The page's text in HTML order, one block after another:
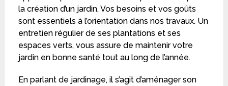
la création d’un jardin. Vos besoins et vos goûts
sont essentiels à l’orientation dans nos travaux. Un
entretien régulier de ses plantations et ses
espaces verts, vous assure de maintenir votre
jardin en bonne santé tout au long de l’année.
En parlant de jardinage, il s’agit d’aménager son